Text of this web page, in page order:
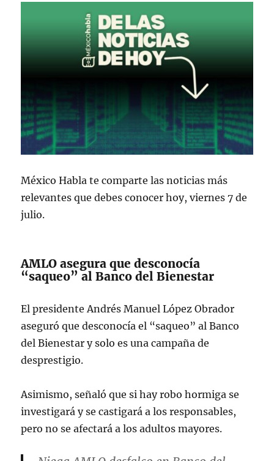
México Habla te comparte las noticias más
relevantes que debes conocer hoy, viernes 7 de
julio.
AMLO asegura que desconocía
“saqueo” al Banco del Bienestar
El presidente Andrés Manuel López Obrador
aseguró que desconocía el “saqueo” al Banco
del Bienestar y solo es una campaña de
desprestigio.
Asimismo, señaló que si hay robo hormiga se
investigará y se castigará a los responsables,
pero no se afectará a los adultos mayores.